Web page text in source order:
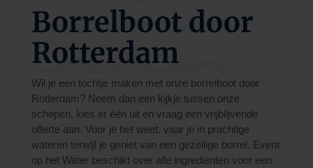
Borrelboot door
Rotterdam
Wil je een tochtje maken met onze borrelboot door
Rotterdam? Neem dan een kijkje tussen onze
schepen, kies er één uit en vraag een vrijblijvende
offerte aan. Voor je het weet, vaar je in prachtige
wateren terwijl je geniet van een gezellige borrel. Event
op het Water beschikt over alle ingrediënten voor een